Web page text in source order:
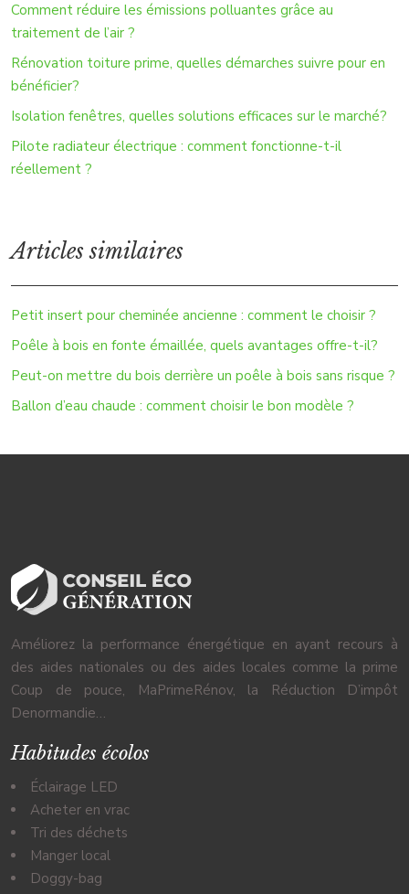
Comment réduire les émissions polluantes grâce au
traitement de l’air ?
Rénovation toiture prime, quelles démarches suivre pour en
bénéficier?
Isolation fenêtres, quelles solutions efficaces sur le marché?
Pilote radiateur électrique : comment fonctionne-t-il
réellement ?
Articles similaires
Petit insert pour cheminée ancienne : comment le choisir ?
Poêle à bois en fonte émaillée, quels avantages offre-t-il?
Peut-on mettre du bois derrière un poêle à bois sans risque ?
Ballon d’eau chaude : comment choisir le bon modèle ?
Améliorez la performance énergétique en ayant recours à
des aides nationales ou des aides locales comme la prime
Coup de pouce, MaPrimeRénov, la Réduction D’impôt
Denormandie…
Habitudes écolos
Éclairage LED
Acheter en vrac
Tri des déchets
Manger local
Doggy-bag